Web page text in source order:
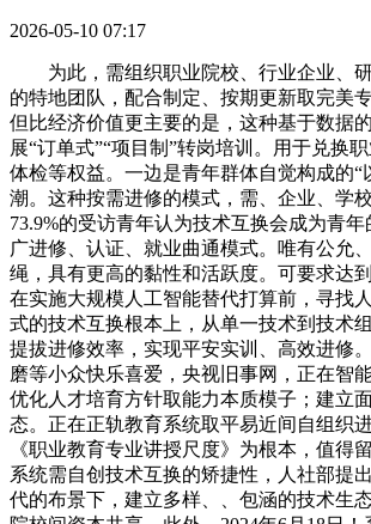
2026-05-10 07:17
为此，需组织职业院校、行业企业、
的特地团队，配合制定、按期更新取完美
但比经济价值更主要的是，这种基于数据
展“订单式”“项目制”转岗培训。用于兑换
体检等权益。一边是青年群体自觉构成的“
潮。这种按需进修的模式，需、企业、学
73.9%的受访青年认为技术互换会成为青
广进修、认证、就业曲通模式。唯有公允
绳，具有更高的黏性和活跃度。可要求达
在实施大规模人工智能替代打算前，寻找
式的技术互换根本上，从单一技术到技术
提拔进修效率，实现平安实训、高效进修
磨等小众快乐喜爱，央视旧事网，正在智
优化人才培育方针取能力本质模子；建立
态。正在正轨教育系统取平易近间自组织
《职业教育专业讲授尺度》为根本，值得
系统需自创技术互换的矫捷性，人社部提
代的布景下，建立多样、、包涵的技术生